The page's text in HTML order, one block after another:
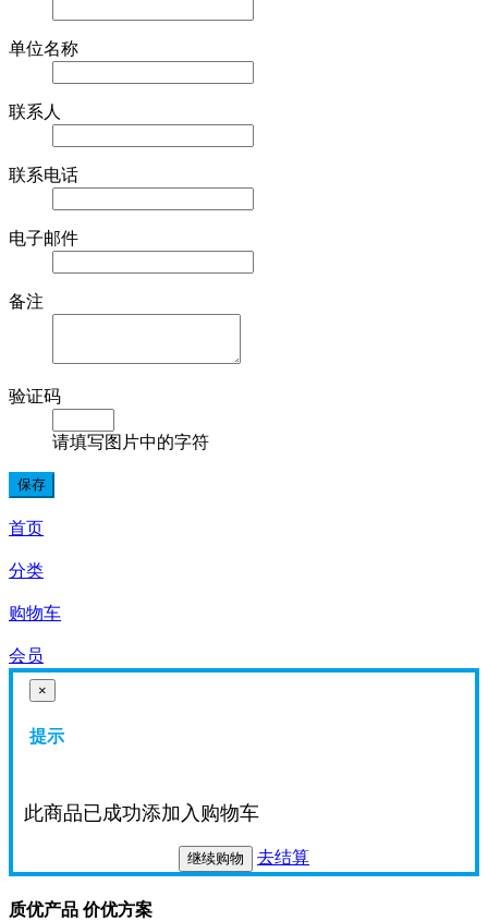
单位名称
联系人
联系电话
电子邮件
备注
验证码
请填写图片中的字符
首页
分类
购物车
会员
×
提示
此商品已成功添加入购物车
继续购物 去结算
质优产品 价优方案